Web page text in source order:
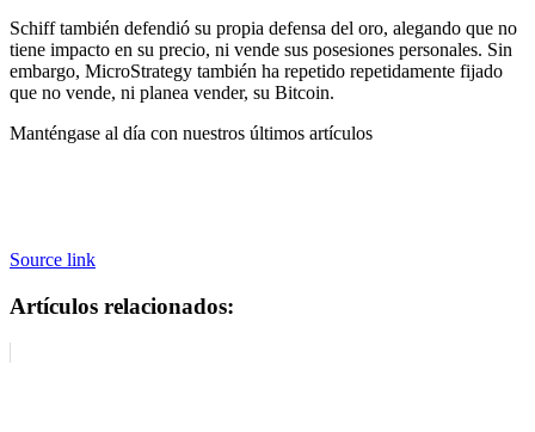
Schiff también defendió su propia defensa del oro, alegando que no
tiene impacto en su precio, ni vende sus posesiones personales. Sin
embargo, MicroStrategy también ha repetido repetidamente fijado
que no vende, ni planea vender, su Bitcoin.
Manténgase al día con nuestros últimos artículos
Source link
Artículos relacionados: